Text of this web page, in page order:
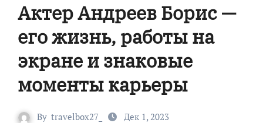
Актер Андреев Борис —
его жизнь, работы на
экране и знаковые
моменты карьеры
By travelbox27_ Дек 1, 2023